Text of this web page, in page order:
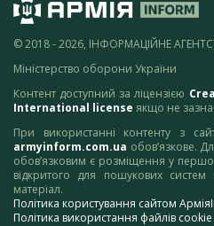
© 2018 - 2026, ІНФОРМАЦІЙНЕ
Міністерство оборони України
Контент доступний за ліцензією
International license якщо не
При використанні контенту з
armyinform.com.ua обов’язкове.
обов’язковим є розміщення у
відкритого для пошукових
матеріал.
Політика користування сайтом
Політика використання файлів cookie